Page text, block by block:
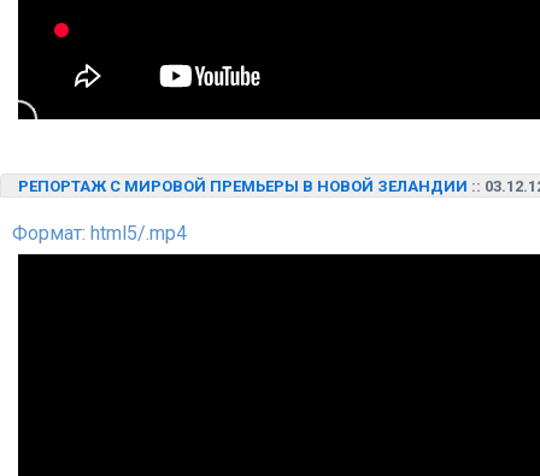
РЕПОРТАЖ С МИРОВОЙ ПРЕМЬЕРЫ В НОВОЙ ЗЕЛАНДИИ ::
Формат: html5/.mp4